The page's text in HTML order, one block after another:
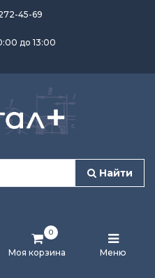
45-69
до 13:00
Найти
Моя корзина
0
Меню